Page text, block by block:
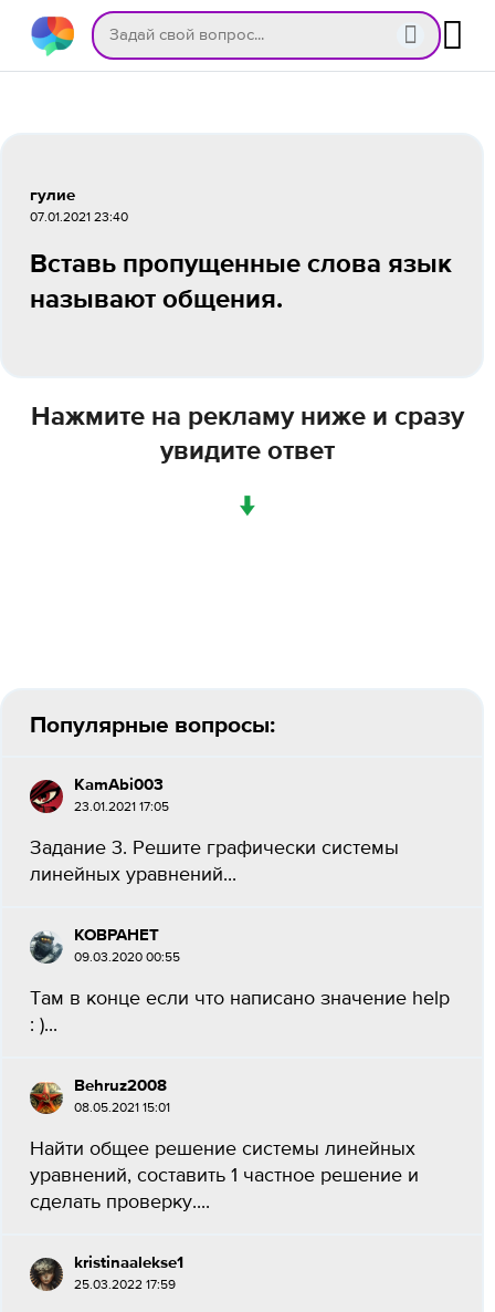
гулие
07.01.2021 23:40
Вставь пропущенные слова язык
называют общения.
Нажмите на рекламу ниже и сразу
увидите ответ
↓
Популярные вопросы:
KamAbi003
23.01.2021 17:05
Задание 3. Решите графически системы
линейных уравнений...
KOBPAHET
09.03.2020 00:55
Там в конце если что написано значение help
: )​...
Behruz2008
08.05.2021 15:01
Найти общее решение системы линейных
уравнений, составить 1 частное решение и
сделать проверку....
kristinaalekse1
25.03.2022 17:59